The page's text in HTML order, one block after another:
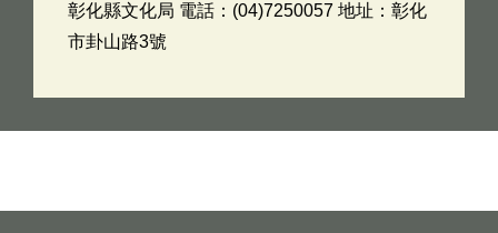
彰化縣文化局 電話：(04)7250057 地址：彰化
市卦山路3號